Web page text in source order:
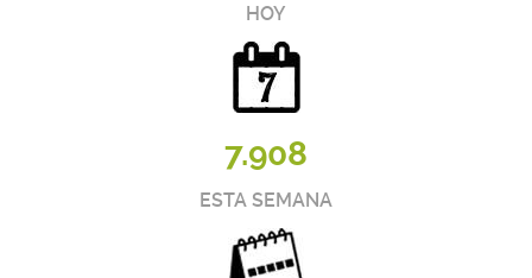
HOY
7.908
ESTA SEMANA